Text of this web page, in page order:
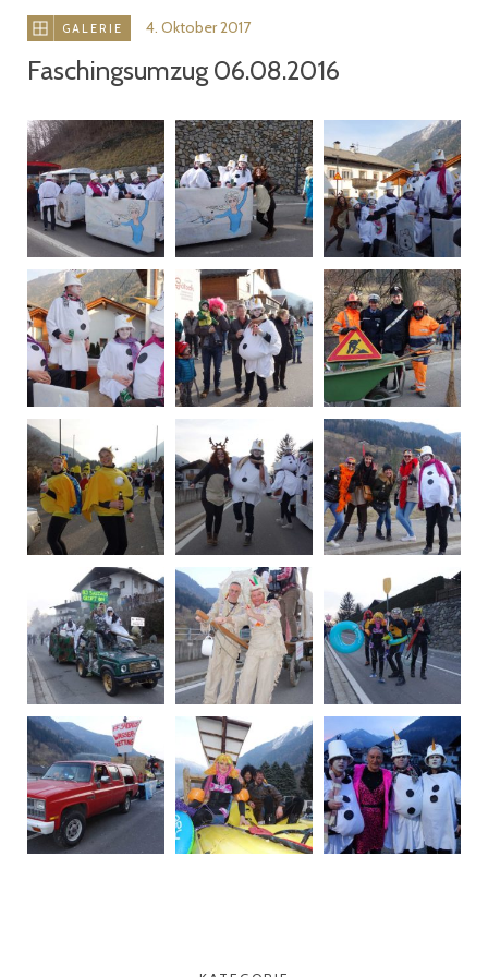
GALERIE 4. Oktober 2017
Faschingsumzug 06.08.2016